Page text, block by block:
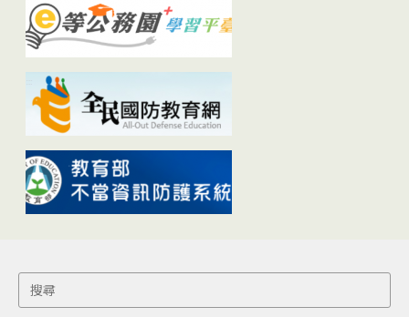
Search
for: